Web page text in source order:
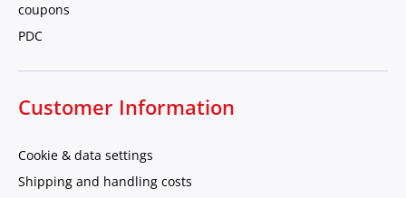
coupons
PDC
Customer Information
Cookie & data settings
Shipping and handling costs